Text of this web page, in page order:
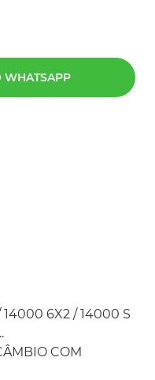
WHATSAPP
14000 6X2 / 14000 S
COM